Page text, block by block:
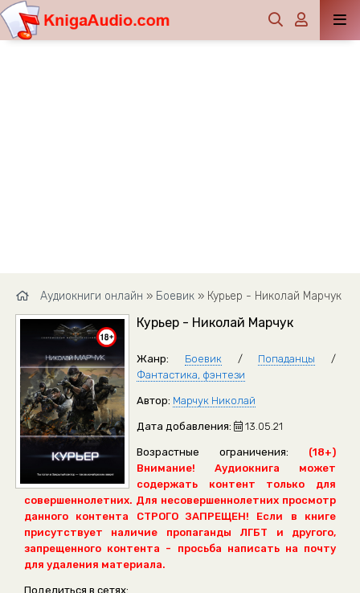
Аудиокниги онлайн » Боевик » Курьер - Николай Марчук
Курьер - Николай Марчук
Жанр: Боевик/ Попаданцы /
Фантастика, фэнтези
Автор: Марчук Николай
Дата добавления: 13.05.21
Возрастные ограничения:
(18+)
Внимание! Аудиокнига может
содержать контент только для
совершеннолетних. Для несовершеннолетних просмотр
данного контента СТРОГО ЗАПРЕЩЕН! Если в книге
присутствует наличие пропаганды ЛГБТ и другого,
запрещенного контента - просьба написать на почту
для удаления материала.
Поделиться в сетях: